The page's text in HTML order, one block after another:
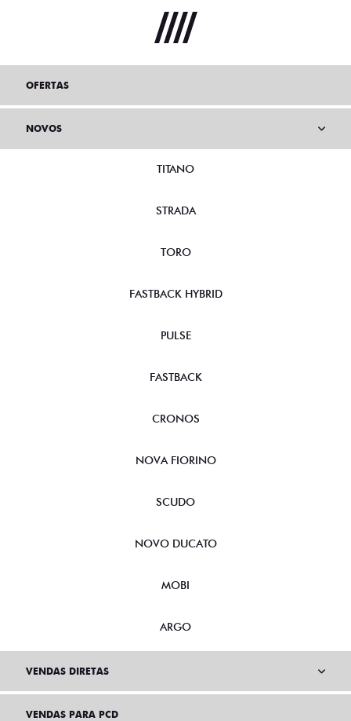
OFERTAS
NOVOS
TITANO
STRADA
TORO
FASTBACK HYBRID
PULSE
FASTBACK
CRONOS
NOVA FIORINO
SCUDO
NOVO DUCATO
MOBI
ARGO
VENDAS DIRETAS
VENDAS PARA PCD